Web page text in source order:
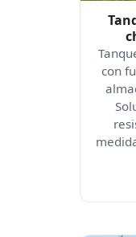
con